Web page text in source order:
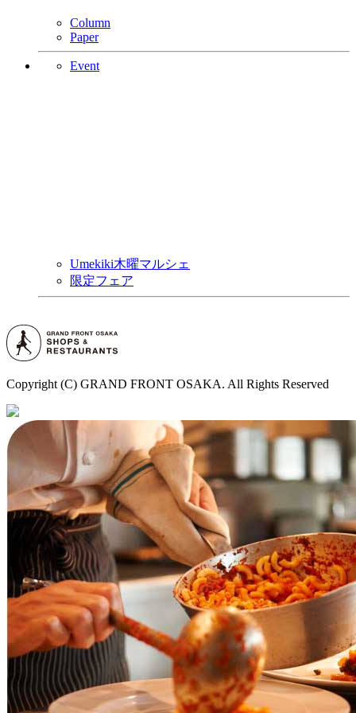
Column
Paper
Event
Umekiki木曜マルシェ
限定フェア
Copyright (C) GRAND FRONT OSAKA. All Rights Reserved